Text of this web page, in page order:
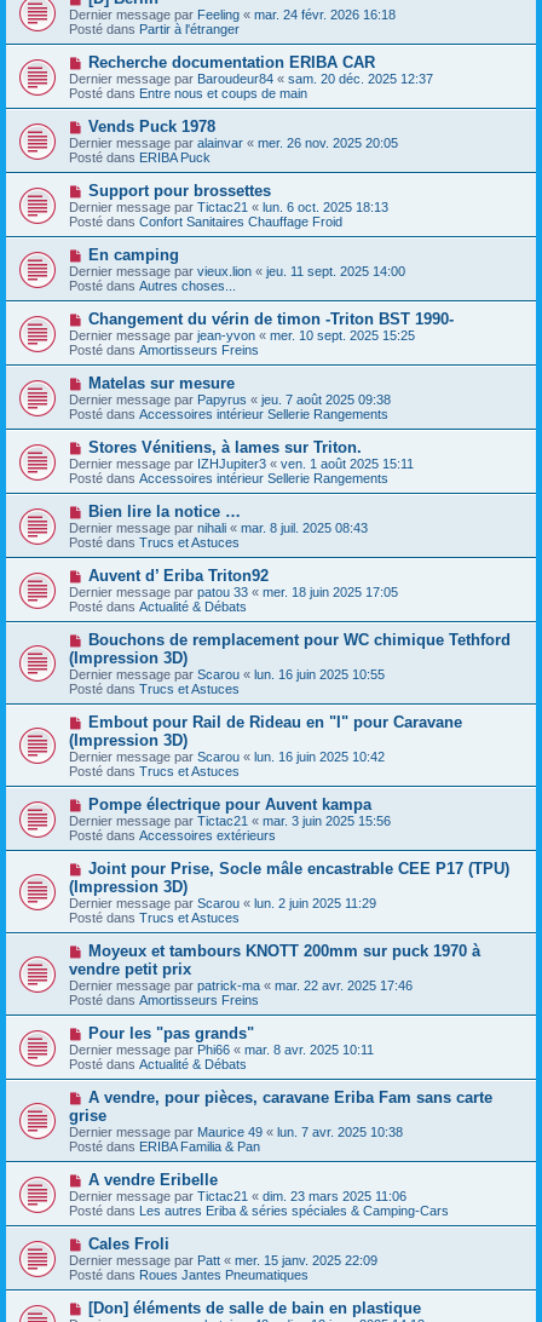
s
a
g
e
u
m
e
s
a
g
e
o
u
v
e
a
u
m
e
s
s
a
g
e
Dernier message par Feeling « mar. 24 févr. 2026 16:18
Posté dans Partir à l'étranger
N
o
u
v
e
u
m
e
s
s
a
g
e
Recherche documentation ERIBA CAR
Dernier message par Baroudeur84 « sam. 20 déc. 2025 12:37
Posté dans Entre nous et coups de main
N
o
u
v
e
a
u
m
e
s
a
g
e
Vends Puck 1978
Dernier message par alainvar « mer. 26 nov. 2025 20:05
Posté dans ERIBA Puck
N
o
u
v
e
a
u
m
e
s
s
a
g
e
Support pour brossettes
Dernier message par Tictac21 « lun. 6 oct. 2025 18:13
Posté dans Confort Sanitaires Chauffage Froid
N
o
u
v
a
u
m
e
s
a
g
e
En camping
Dernier message par vieux.lion « jeu. 11 sept. 2025 14:00
Posté dans Autres choses...
N
o
u
v
e
a
u
m
e
s
s
a
g
e
Changement du vérin de timon -Triton BST 1990-
Dernier message par jean-yvon « mer. 10 sept. 2025 15:25
Posté dans Amortisseurs Freins
N
o
u
v
e
a
u
m
e
s
a
g
Matelas sur mesure
Dernier message par Papyrus « jeu. 7 août 2025 09:38
Posté dans Accessoires intérieur Sellerie Rangements
N
o
u
v
e
a
u
m
e
s
s
a
g
e
Stores Vénitiens, à lames sur Triton.
Dernier message par IZHJupiter3 « ven. 1 août 2025 15:11
Posté dans Accessoires intérieur Sellerie Rangements
N
o
u
v
a
u
m
e
s
a
g
e
Bien lire la notice …
Dernier message par nihali « mar. 8 juil. 2025 08:43
Posté dans Trucs et Astuces
N
o
u
v
e
a
u
m
e
s
s
a
g
e
Auvent d’ Eriba Triton92
Dernier message par patou 33 « mer. 18 juin 2025 17:05
Posté dans Actualité & Débats
N
u
v
e
a
m
e
s
a
g
e
Bouchons de remplacement pour WC chimique Tethford
(Impression 3D)
Dernier message par Scarou « lun. 16 juin 2025 10:55
Posté dans Trucs et Astuces
N
u
v
e
a
m
e
s
a
g
e
Embout pour Rail de Rideau en "I" pour Caravane
(Impression 3D)
Dernier message par Scarou « lun. 16 juin 2025 10:42
Posté dans Trucs et Astuces
N
o
u
v
a
u
m
e
s
s
a
g
e
Pompe électrique pour Auvent kampa
Dernier message par Tictac21 « mar. 3 juin 2025 15:56
Posté dans Accessoires extérieurs
N
u
v
e
a
m
e
s
a
g
e
Joint pour Prise, Socle mâle encastrable CEE P17 (TPU)
(Impression 3D)
Dernier message par Scarou « lun. 2 juin 2025 11:29
Posté dans Trucs et Astuces
N
u
v
e
a
m
e
s
a
g
e
Moyeux et tambours KNOTT 200mm sur puck 1970 à
vendre petit prix
Dernier message par patrick-ma « mar. 22 avr. 2025 17:46
Posté dans Amortisseurs Freins
N
o
u
v
a
u
m
e
s
a
g
e
Pour les "pas grands"
Dernier message par Phi66 « mar. 8 avr. 2025 10:11
Posté dans Actualité & Débats
N
o
u
v
e
a
u
m
e
s
s
g
e
A vendre, pour pièces, caravane Eriba Fam sans carte
grise
Dernier message par Maurice 49 « lun. 7 avr. 2025 10:38
Posté dans ERIBA Familia & Pan
N
o
u
v
a
u
m
e
A vendre Eribelle
Dernier message par Tictac21 « dim. 23 mars 2025 11:06
Posté dans Les autres Eriba & séries spéciales & Camping-Cars
N
o
u
v
e
Cales Froli
Dernier message par Patt « mer. 15 janv. 2025 22:09
Posté dans Roues Jantes Pneumatiques
N
o
[Don] éléments de salle de bain en plastique